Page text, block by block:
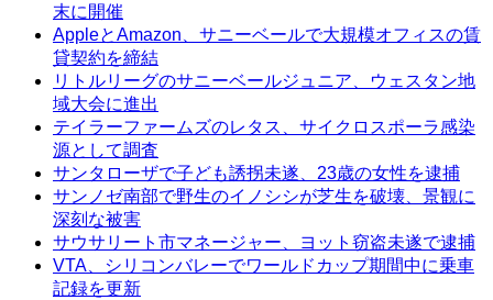
末に開催
AppleとAmazon、サニーベールで大規模オフィスの賃
貸契約を締結
リトルリーグのサニーベールジュニア、ウェスタン地
域大会に進出
テイラーファームズのレタス、サイクロスポーラ感染
源として調査
サンタローザで子ども誘拐未遂、23歳の女性を逮捕
サンノゼ南部で野生のイノシシが芝生を破壊、景観に
深刻な被害
サウサリート市マネージャー、ヨット窃盗未遂で逮捕
VTA、シリコンバレーでワールドカップ期間中に乗車
記録を更新